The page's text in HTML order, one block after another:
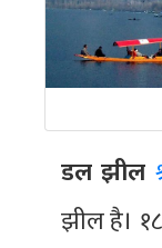
डल झील
झील है।